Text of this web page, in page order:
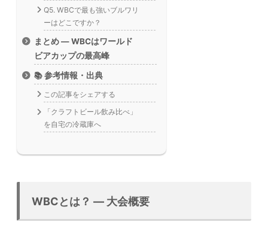
Q5. WBCで最も強いブルワリ
ーはどこですか？
まとめ — WBCはワールド
ビアカップの最高峰
📚 参考情報・出典
この記事をシェアする
「クラフトビール飲み比べ」
を自宅の冷蔵庫へ
WBCとは？ — 大会概要